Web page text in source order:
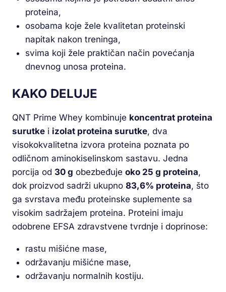
proteina,
osobama koje žele kvalitetan proteinski
napitak nakon treninga,
svima koji žele praktičan način povećanja
dnevnog unosa proteina.
KAKO DELUJE
QNT Prime Whey kombinuje koncentrat proteina
surutke i izolat proteina surutke, dva
visokokvalitetna izvora proteina poznata po
odličnom aminokiselinskom sastavu. Jedna
porcija od 30 g obezbeđuje oko 25 g proteina,
dok proizvod sadrži ukupno 83,6% proteina, što
ga svrstava među proteinske suplemente sa
visokim sadržajem proteina. Proteini imaju
odobrene EFSA zdravstvene tvrdnje i doprinose:
rastu mišićne mase,
održavanju mišićne mase,
održavanju normalnih kostiju.